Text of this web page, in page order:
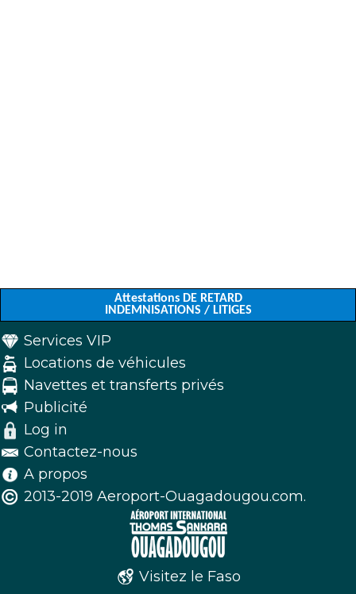
Attestations DE RETARD
INDEMNISATIONS / LITIGES
Services VIP
Locations de véhicules
Navettes et transferts privés
Publicité
Log in
Contactez-nous
A propos
2013-2019 Aeroport-Ouagadougou.com.
Visitez le Faso